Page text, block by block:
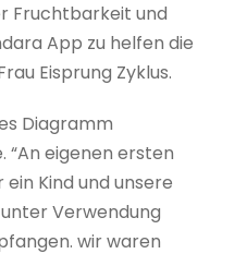
Fruchtbarkeit und
App zu helfen die
Eisprung Zyklus.
Diagramm
“An eigenen ersten
Kind und unsere
Verwendung
wir waren